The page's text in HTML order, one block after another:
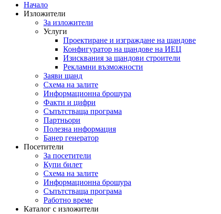
Начало
Изложители
За изложители
Услуги
Проектиране и изграждане на щандове
Конфигуратор на щандове на ИЕЦ
Изисквания за щандови строители
Рекламни възможности
Заяви щанд
Схема на залите
Информационна брошура
Факти и цифри
Съпътстваща програма
Партньори
Полезна информация
Банер генератор
Посетители
За посетители
Купи билет
Схема на залите
Информационна брошура
Съпътстваща програма
Работно време
Каталог с изложители